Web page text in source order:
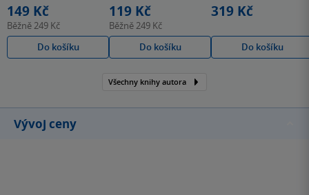
149 Kč
Běžně249 Kč
Do košíku
119 Kč
Běžně249 Kč
Do košíku
319 Kč
Do košíku
Všechny knihy autora
Vývoj ceny